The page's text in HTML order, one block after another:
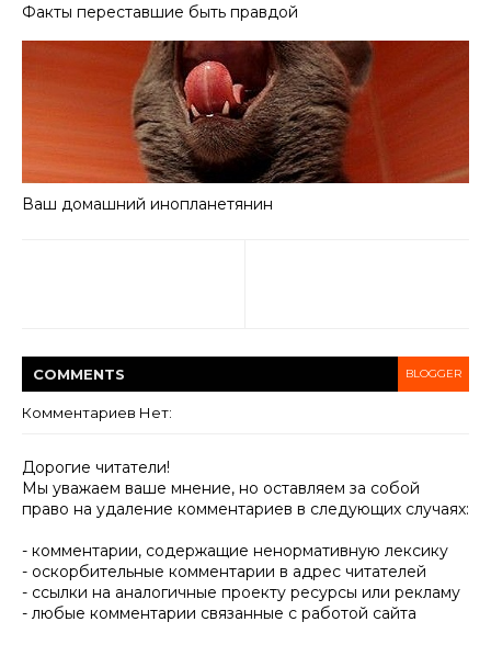
Факты переставшие быть правдой
Ваш домашний инопланетянин
COMMENTS BLOGGER
Комментариев Нет:
Дорогие читатели!
Мы уважаем ваше мнение, но оставляем за собой
право на удаление комментариев в следующих случаях:
- комментарии, содержащие ненормативную лексику
- оскорбительные комментарии в адрес читателей
- ссылки на аналогичные проекту ресурсы или рекламу
- любые комментарии связанные с работой сайта